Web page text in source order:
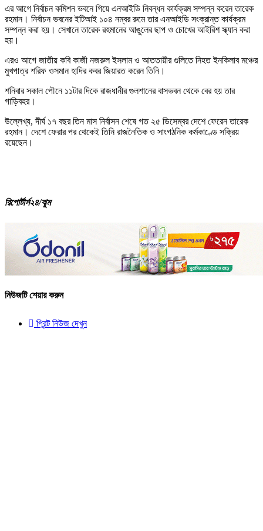
এর আগে নির্বাচন কমিশন ভবনে গিয়ে এনআইডি নিবন্ধন কার্যক্রম সম্পন্ন করেন তারেক
রহমান। নির্বাচন ভবনের ইটিআই ১০৪ নম্বর রুমে তার এনআইডি সংক্রান্ত কার্যক্রম
সম্পন্ন করা হয়। সেখানে তারেক রহমানের আঙুলের ছাপ ও চোখের আইরিশ স্ক্যান করা
হয়।
এরও আগে জাতীয় কবি কাজী নজরুল ইসলাম ও আততায়ীর গুলিতে নিহত ইনকিলাব মঞ্চের
মুখপাত্র শরিফ ওসমান হাদির কবর জিয়ারত করেন তিনি।
শনিবার সকাল পৌনে ১১টার দিকে রাজধানীর গুলশানের বাসভবন থেকে বের হয় তার
গাড়িবহর।
উল্লেখ্য, দীর্ঘ ১৭ বছর তিন মাস নির্বাসন শেষে গত ২৫ ডিসেম্বর দেশে ফেরেন তারেক
রহমান। দেশে ফেরার পর থেকেই তিনি রাজনৈতিক ও সাংগঠনিক কর্মকাণ্ডে সক্রিয়
রয়েছেন।
রিপোর্টার্স২৪/ঝুম
নিউজটি শেয়ার করুন
প্রিন্ট নিউজ দেখুন